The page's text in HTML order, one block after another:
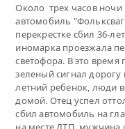
Около трех часов ночи
автомобиль
перекрестке сбил 36-
иномарка проезжала
светофора. В это
зеленый сигнал
летний ребенок, люди
домой. Отец успел
сбил автомобиль на